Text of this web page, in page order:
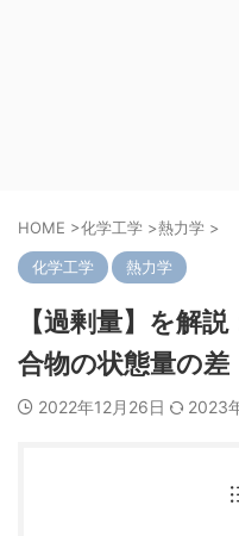
HOME >化学工学 >熱力学 >
化学工学 熱力学
【過剰量】を解
合物の状態量の差
2022年12月26日 2023